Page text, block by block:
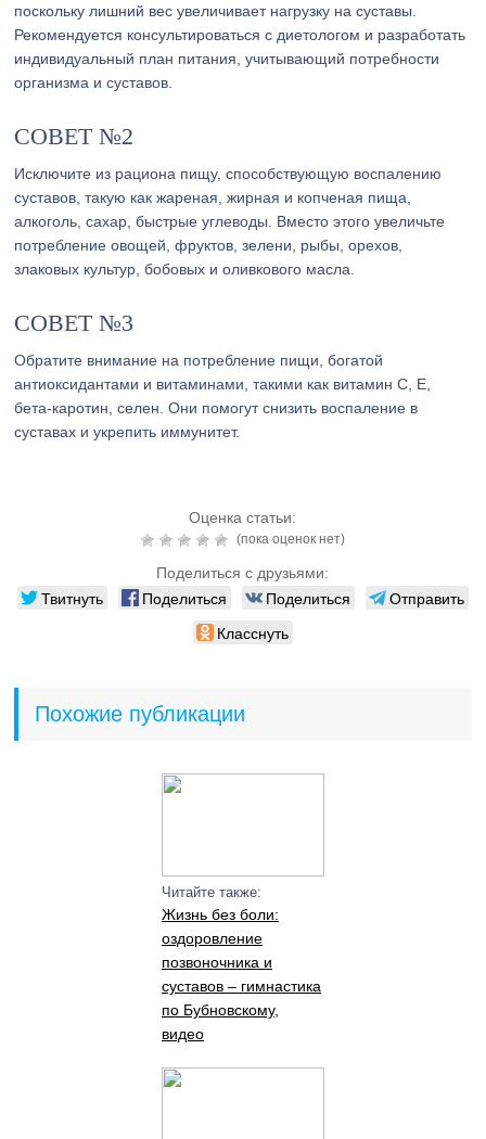
поскольку лишний вес увеличивает нагрузку на суставы.
Рекомендуется консультироваться с диетологом и разработать
индивидуальный план питания, учитывающий потребности
организма и суставов.
СОВЕТ №2
Исключите из рациона пищу, способствующую воспалению
суставов, такую как жареная, жирная и копченая пища,
алкоголь, сахар, быстрые углеводы. Вместо этого увеличьте
потребление овощей, фруктов, зелени, рыбы, орехов,
злаковых культур, бобовых и оливкового масла.
СОВЕТ №3
Обратите внимание на потребление пищи, богатой
антиоксидантами и витаминами, такими как витамин С, Е,
бета-каротин, селен. Они помогут снизить воспаление в
суставах и укрепить иммунитет.
Оценка статьи:
(пока оценок нет)
Поделиться с друзьями:
Твитнуть Поделиться Поделиться
Отправить
Класснуть
Похожие публикации
Читайте также:
Жизнь без боли:
оздоровление
позвоночника и
суставов – гимнастика
по Бубновскому,
видео